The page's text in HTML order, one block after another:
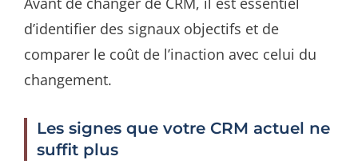
d’identifier des signaux objectifs et de
comparer le coût de l’inaction avec celui du
changement.
Les signes que votre CRM actuel ne
suffit plus